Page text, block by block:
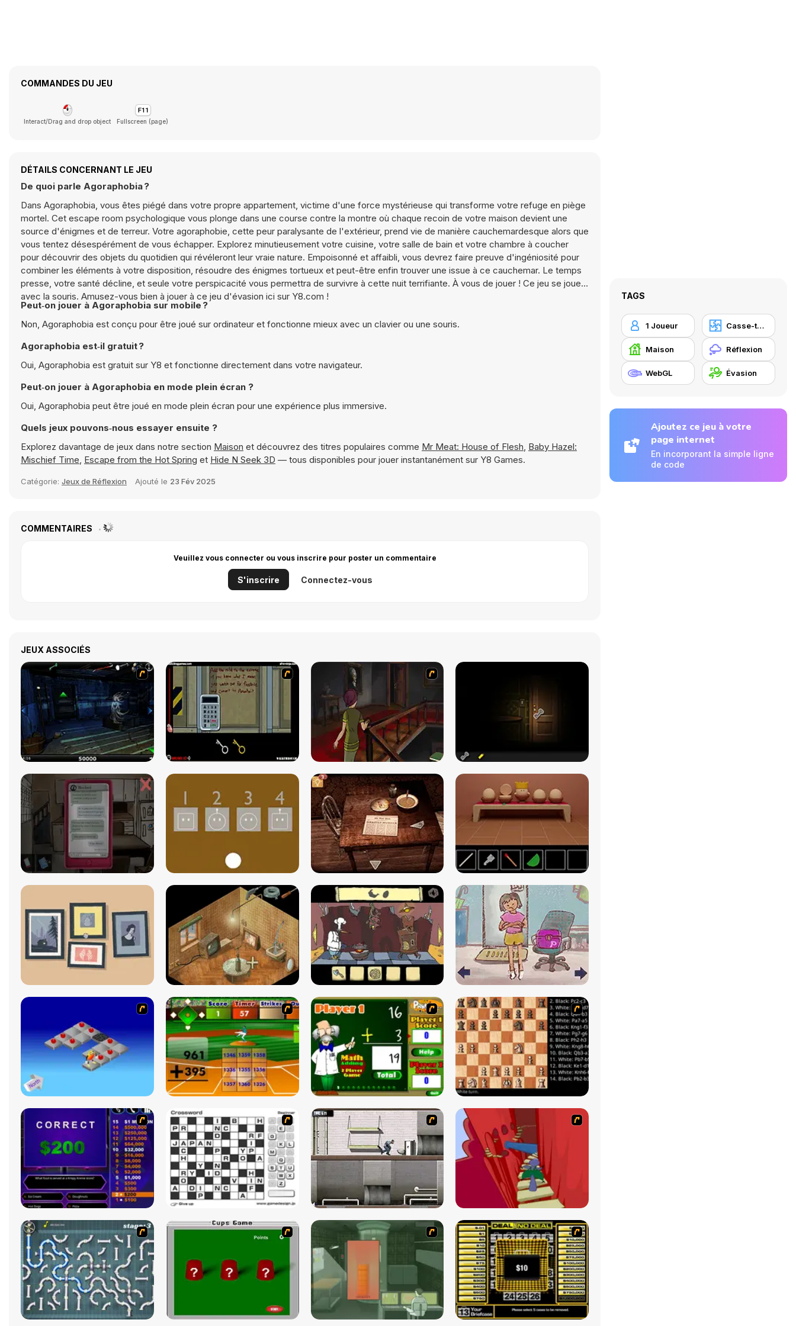
COMMANDES DU JEU
Interact/Drag and drop object Fullscreen (page)
DÉTAILS CONCERNANT LE JEU
De quoi parle Agoraphobia ?
Dans Agoraphobia, vous êtes piégé dans votre propre appartement, victime d'une force mystérieuse qui transforme votre refuge en piège
mortel. Cet escape room psychologique vous plonge dans une course contre la montre où chaque recoin de votre maison devient une
source d'énigmes et de terreur. Votre agoraphobie, cette peur paralysante de l'extérieur, prend vie de manière cauchemardesque alors que
vous tentez désespérément de vous échapper. Explorez minutieusement votre cuisine, votre salle de bain et votre chambre à coucher
pour découvrir des objets du quotidien qui révéleront leur vraie nature. Empoisonné et affaibli, vous devrez faire preuve d'ingéniosité pour
combiner les éléments à votre disposition, résoudre des énigmes tortueux et peut-être enfin trouver une issue à ce cauchemar. Le temps
presse, votre santé décline, et seule votre perspicacité vous permettra de survivre à cette nuit terrifiante. À vous de jouer ! Ce jeu se joue
avec la souris. Amusez-vous bien à jouer à ce jeu d'évasion ici sur Y8.com !
Peut‑on jouer à Agoraphobia sur mobile ?
Non, Agoraphobia est conçu pour être joué sur ordinateur et fonctionne mieux avec un clavier ou une souris.
Agoraphobia est‑il gratuit ?
Oui, Agoraphobia est gratuit sur Y8 et fonctionne directement dans votre navigateur.
Peut‑on jouer à Agoraphobia en mode plein écran ?
Oui, Agoraphobia peut être joué en mode plein écran pour une expérience plus immersive.
Quels jeux pouvons‑nous essayer ensuite ?
Explorez davantage de jeux dans notre section Maison et découvrez des titres populaires comme Mr Meat: House of Flesh, Baby Hazel:
Mischief Time, Escape from the Hot Spring et Hide N Seek 3D — tous disponibles pour jouer instantanément sur Y8 Games.
Catégorie: Jeux de Réflexion Ajouté le 23 Fév 2025
COMMENTAIRES
Veuillez vous connecter ou vous inscrire pour poster un commentaire
S'inscrire Connectez-vous
JEUX ASSOCIÉS
TAGS
1 Joueur Casse-tête
Maison Réflexion
WebGL Évasion
Ajoutez ce jeu à votre
page internet
En incorporant la simple ligne
de code